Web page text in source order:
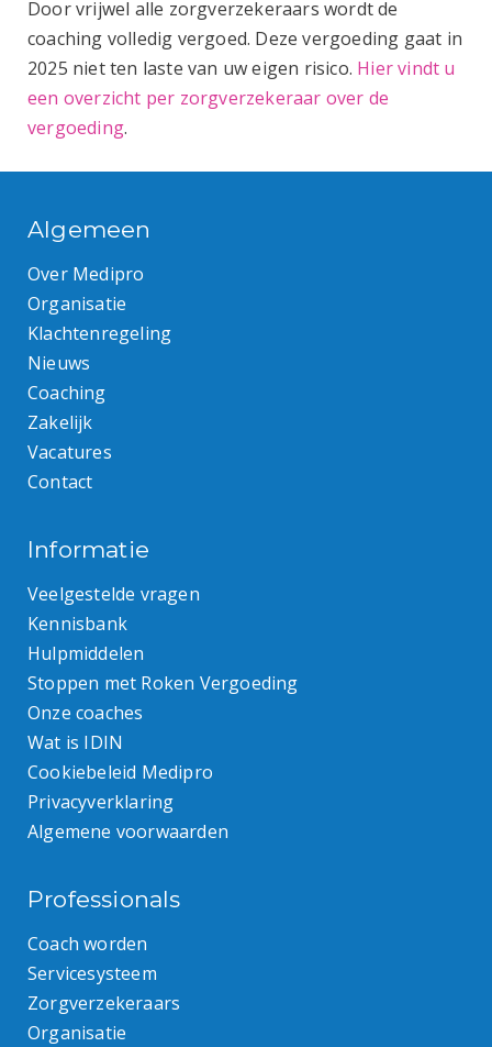
Door vrijwel alle zorgverzekeraars wordt de
coaching volledig vergoed. Deze vergoeding gaat in
2025 niet ten laste van uw eigen risico. Hier vindt u
een overzicht per zorgverzekeraar over de
vergoeding.
Algemeen
Over Medipro
Organisatie
Klachtenregeling
Nieuws
Coaching
Zakelijk
Vacatures
Contact
Informatie
Veelgestelde vragen
Kennisbank
Hulpmiddelen
Stoppen met Roken Vergoeding
Onze coaches
Wat is IDIN
Cookiebeleid Medipro
Privacyverklaring
Algemene voorwaarden
Professionals
Coach worden
Servicesysteem
Zorgverzekeraars
Organisatie